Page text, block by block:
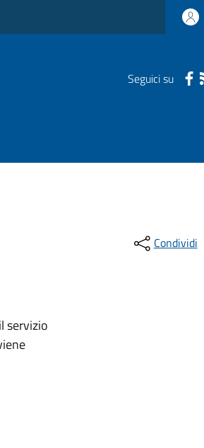
Seguici su
servizio
Condividi